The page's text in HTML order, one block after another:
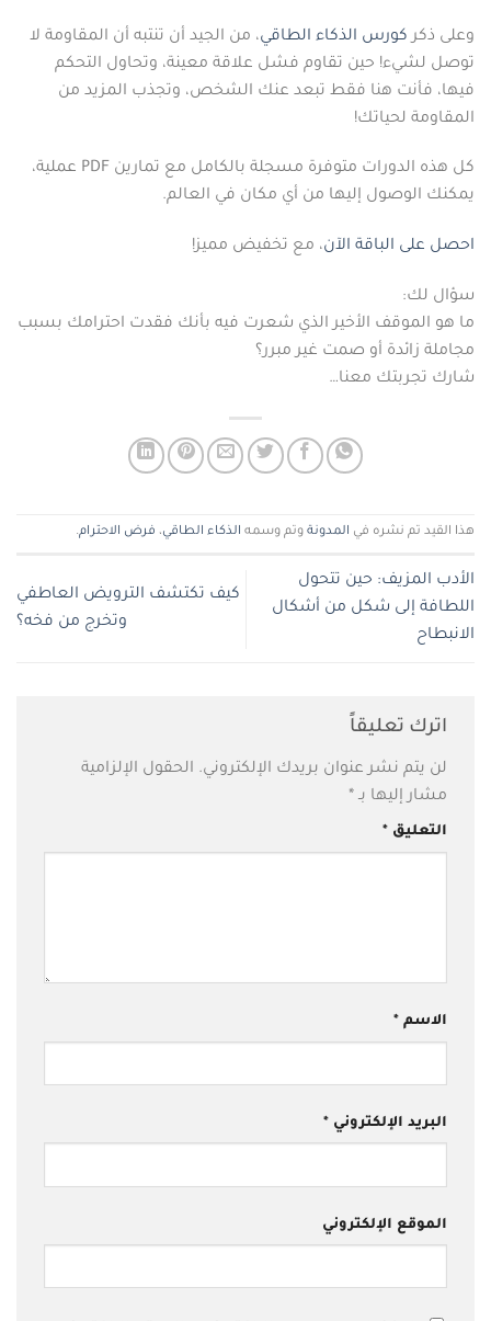
وعلى ذكر كورس الذكاء الطاقي، من الجيد أن تنتبه أن المقاومة لا
توصل لشيء! حين تقاوم فشل علاقة معينة، وتحاول التحكم
فيها، فأنت هنا فقط تبعد عنك الشخص، وتجذب المزيد من
المقاومة لحياتك!
كل هذه الدورات متوفرة مسجلة بالكامل مع تمارين PDF عملية،
يمكنك الوصول إليها من أي مكان في العالم.
احصل على الباقة الآن، مع تخفيض مميز!
سؤال لك:
ما هو الموقف الأخير الذي شعرت فيه بأنك فقدت احترامك بسبب
مجاملة زائدة أو صمت غير مبرر؟
شارك تجربتك معنا…
هذا القيد تم نشره في المدونة وتم وسمه الذكاء الطاقي، فرض الاحترام.
الأدب المزيف: حين تتحول
اللطافة إلى شكل من أشكال
الانبطاح
كيف تكتشف الترويض العاطفي
وتخرج من فخه؟
اترك تعليقاً
لن يتم نشر عنوان بريدك الإلكتروني. الحقول الإلزامية
مشار إليها بـ *
التعليق *
الاسم *
البريد الإلكتروني *
الموقع الإلكتروني